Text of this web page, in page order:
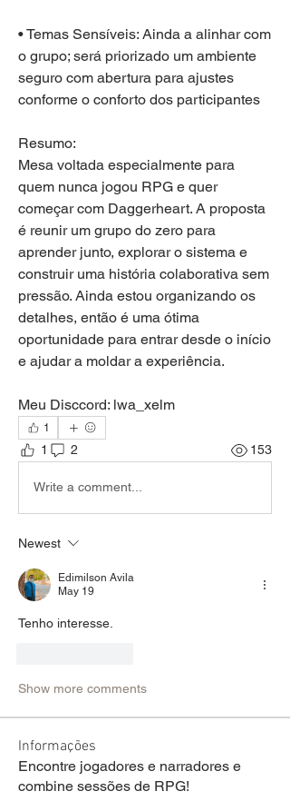
• Temas Sensíveis: Ainda a alinhar com
o grupo; será priorizado um ambiente
seguro com abertura para ajustes
conforme o conforto dos participantes
Resumo:
Mesa voltada especialmente para
quem nunca jogou RPG e quer
começar com Daggerheart. A proposta
é reunir um grupo do zero para
aprender junto, explorar o sistema e
construir uma história colaborativa sem
pressão. Ainda estou organizando os
detalhes, então é uma ótima
oportunidade para entrar desde o início
e ajudar a moldar a experiência.
Meu Disccord: lwa_xelm
1
1 2 153
Write a comment...
Newest
Edimilson Avila
May 19
Tenho interesse.
Show more comments
Informações
Encontre jogadores e narradores e
combine sessões de RPG!